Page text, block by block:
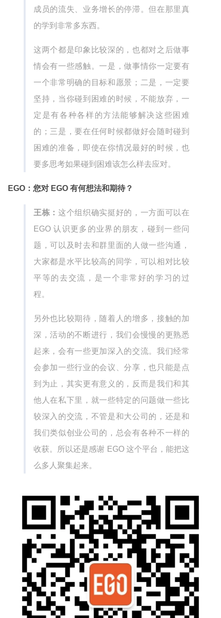
成员的流失、业务增长的停滞。但在那里真
的学到非常多东西。
这两个都是印象比较深的，也都对之后做事
情会有一些感触。一是，做事情你一定要有
一个非常明确的目标和愿景；二是，一定要
坚持，当你碰到困难的时候，不能放弃，一
定是有各种各样的方法能够解决这些困难
的；三是，要在任何时候都做好会随时碰到
困难的准备，即使在你情况最好的时候，也
要多思考如果碰到困难该怎么样去应对。
EGO：您对 EGO 有何想法和期待？
王栋： 这个组织确实挺好的，一方面可以在
EGO 认识更多的业界的朋友，碰到一些问
题，可以及时去和群里面的人做一些沟通，
大家都是水平比较高的同学，可以相对比较
平等的去交流，是一个非常好的学习的过
程。
另外也比较期待，随着人的增多，接触的加
深，活动的不断进行，我们会慢慢的更熟悉
起来，会有一些更加深入的交流。我们经常
会参加一些行业的会议、分享，也只能是点
到为止，其实更有意义的，反而是我们和其
他人在私下里，就一些特定的问题做一些比
较深入的交流，不管是和大公司的，还是和
我们类似创业公司的，总会有各种不一样的
收获。所以还是感谢 EGO 这个平台，能把这
么多人聚集起来。